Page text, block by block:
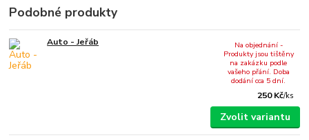
Podobné produkty
Auto - Jeřáb
250 Kč/ks
Na objednání -
Produkty jsou tištěny
na zakázku podle
vašeho přání. Doba
dodání cca 5 dní.
Zvolit variantu